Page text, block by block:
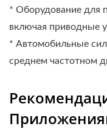
* Оборудование для
включая приводные
* Автомобильные
среднем частотном